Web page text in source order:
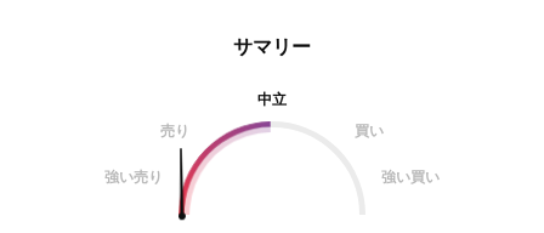
サマリー
中立
売り
買い
強い売り 強い買い